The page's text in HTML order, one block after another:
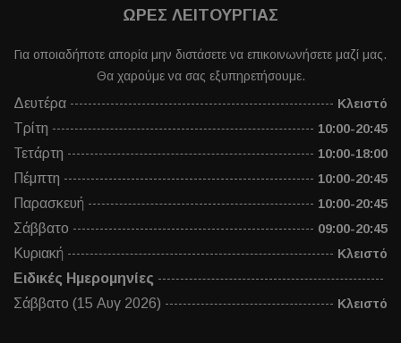
ΩΡΕΣ ΛΕΙΤΟΥΡΓΙΑΣ
Για οποιαδήποτε απορία μην διστάσετε να επικοινωνήσετε μαζί μας.
Θα χαρούμε να σας εξυπηρετήσουμε.
Δευτέρα Κλειστό
Τρίτη 10:00-20:45
Τετάρτη 10:00-18:00
Πέμπτη 10:00-20:45
Παρασκευή 10:00-20:45
Σάββατο 09:00-20:45
Κυριακή Κλειστό
Ειδικές Ημερομηνίες
Σάββατο (15 Αυγ 2026)
Κλειστό